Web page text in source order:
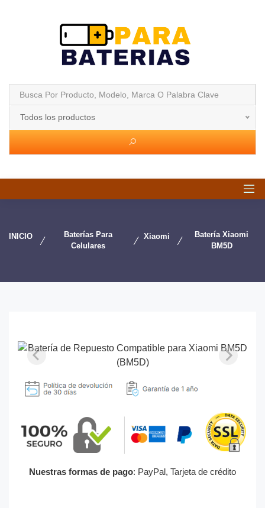
Todos los productos
INICIO
Baterías Para
Celulares
Xiaomi
Batería Xiaomi
BM5D
Nuestras formas de pago: PayPal, Tarjeta de crédito